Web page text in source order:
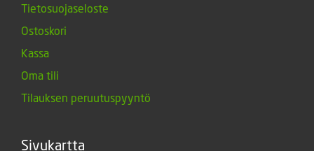
Tietosuojaseloste
Ostoskori
Kassa
Oma tili
Tilauksen peruutuspyyntö
Sivukartta